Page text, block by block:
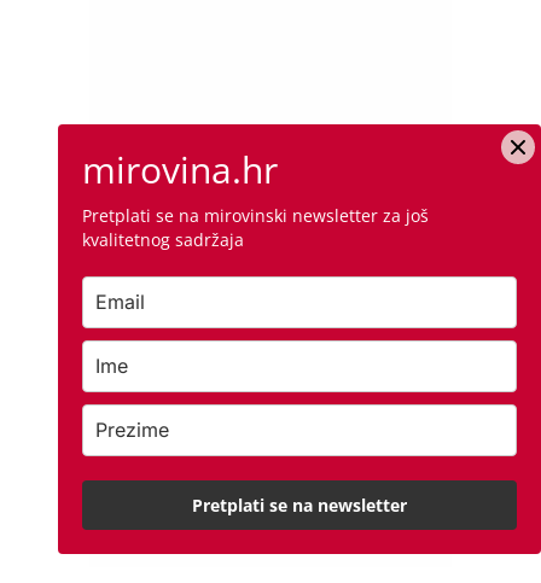
mirovina.hr
Pretplati se na mirovinski newsletter za još
kvalitetnog sadržaja
Pretplati se na newsletter